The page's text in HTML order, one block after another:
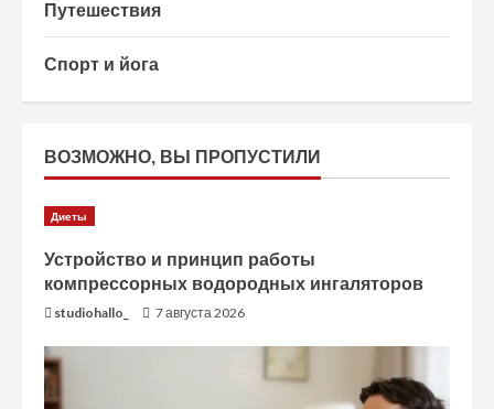
Путешествия
Спорт и йога
ВОЗМОЖНО, ВЫ ПРОПУСТИЛИ
Диеты
Устройство и принцип работы
компрессорных водородных ингаляторов
studiohallo_ 7 августа 2026